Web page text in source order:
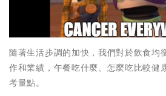
隨著生活步調的加快，我們對於飲食均
作和業績，午餐吃什麼、怎麼吃比較健
考量點。